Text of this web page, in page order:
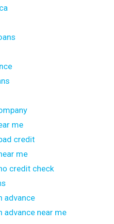
me
credit
me
credit check
advance
advance near me